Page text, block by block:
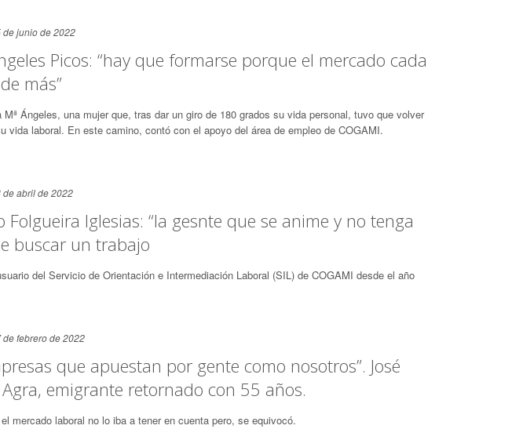
de junio de 2022
Picos: “hay que formarse porque el mercado cada
más”
Mª Ángeles, una mujer que, tras dar un giro de 180 grados su vida personal, tuvo que volver
vida laboral. En este camino, contó con el apoyo del área de empleo de COGAMI.
de abril de 2022
Folgueira Iglesias: “la gesnte que se anime y no tenga
buscar un trabajo
del Servicio de Orientación e Intermediación Laboral (SIL) de COGAMI desde el año
de febrero de 2022
que apuestan por gente como nosotros”. José
emigrante retornado con 55 años.
mercado laboral no lo iba a tener en cuenta pero, se equivocó.